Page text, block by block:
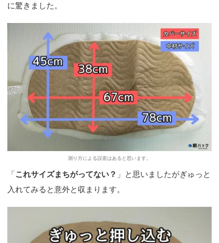
に驚きました。
測り方による誤差はあると思います。
「これサイズまちがってない？ 」と思いましたがぎゅっと
入れてみると意外と収まります。